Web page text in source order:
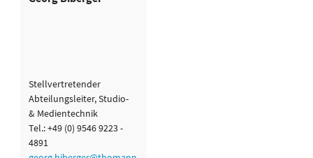
Stellvertretender
Abteilungsleiter, Studio-
& Medientechnik
Tel.: +49 (0) 9546 9223 -
4891